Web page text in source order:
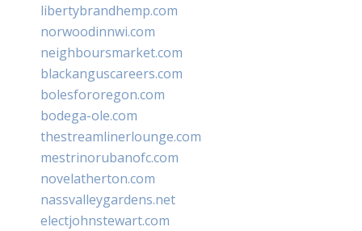
libertybrandhemp.com
norwoodinnwi.com
neighboursmarket.com
blackanguscareers.com
bolesfororegon.com
bodega-ole.com
thestreamlinerlounge.com
mestrinorubanofc.com
novelatherton.com
nassvalleygardens.net
electjohnstewart.com